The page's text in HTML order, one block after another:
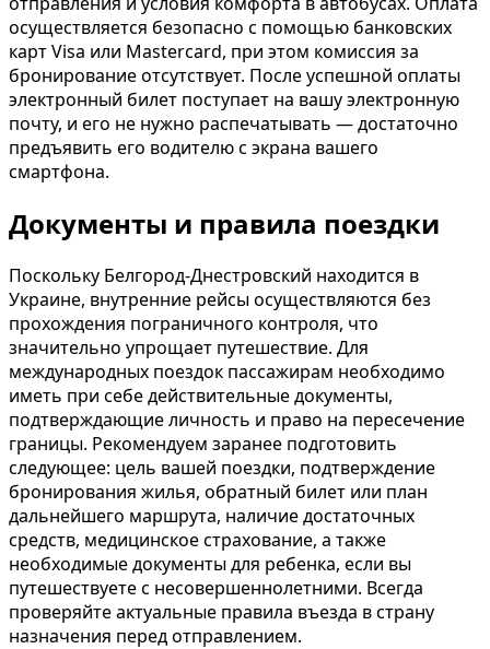
осуществляется безопасно с помощью банковских
карт Visa или Mastercard, при этом комиссия за
бронирование отсутствует. После успешной оплаты
электронный билет поступает на вашу электронную
почту, и его не нужно распечатывать — достаточно
предъявить его водителю с экрана вашего
смартфона.
Документы и правила поездки
Поскольку Белгород-Днестровский находится в
Украине, внутренние рейсы осуществляются без
прохождения пограничного контроля, что
значительно упрощает путешествие. Для
международных поездок пассажирам необходимо
иметь при себе действительные документы,
подтверждающие личность и право на пересечение
границы. Рекомендуем заранее подготовить
следующее: цель вашей поездки, подтверждение
бронирования жилья, обратный билет или план
дальнейшего маршрута, наличие достаточных
средств, медицинское страхование, а также
необходимые документы для ребенка, если вы
путешествуете с несовершеннолетними. Всегда
проверяйте актуальные правила въезда в страну
назначения перед отправлением.